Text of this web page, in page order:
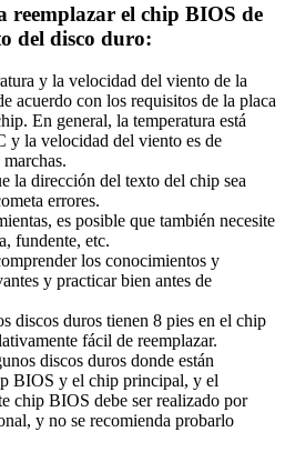
reemplazar el chip BIOS de
del disco duro:
y la velocidad del viento de la
acuerdo con los requisitos de la placa
En general, la temperatura está
y la velocidad del viento es de
la dirección del texto del chip sea
errores.
es posible que también necesite
fundente, etc.
los conocimientos y
y practicar bien antes de
discos duros tienen 8 pies en el chip
fácil de reemplazar.
discos duros donde están
BIOS y el chip principal, y el
chip BIOS debe ser realizado por
y no se recomienda probarlo